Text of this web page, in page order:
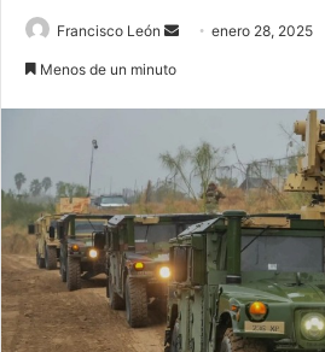
Francisco León
Sendenero 28, 2025
Menos de un minuto